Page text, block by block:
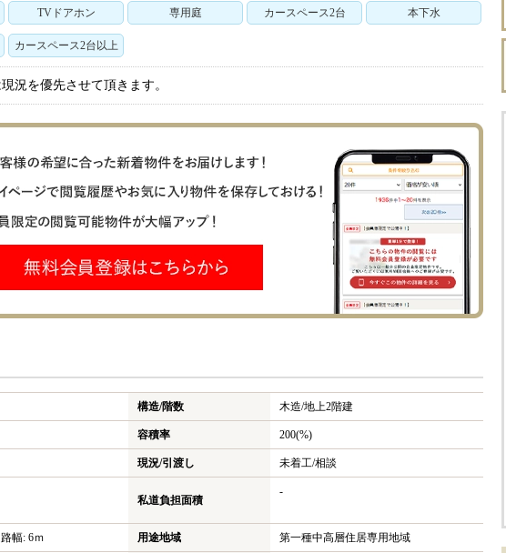
TVドアホン 専用庭 カースペース2台 本下水
カースペース2台以上
況を優先させて頂きます。
構造/階数 木造/地上2階建
容積率 200(%)
現況/引渡し 未着工/相談
私道負担面積
-
幅: 6ｍ 用途地域 第一種中高層住居専用地域